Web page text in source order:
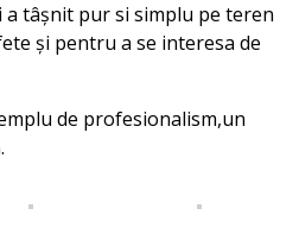
tâșnit pur si simplu pe teren
și pentru a se interesa de
de profesionalism,un